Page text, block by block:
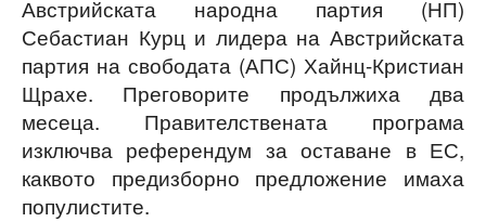
Австрийската народна партия (НП)
Себастиан Курц и лидера на Австрийската
партия на свободата (АПС) Хайнц-Кристиан
Щрахе. Преговорите продължиха два
месеца. Правителствената програма
изключва референдум за оставане в ЕС,
каквото предизборно предложение имаха
популистите.